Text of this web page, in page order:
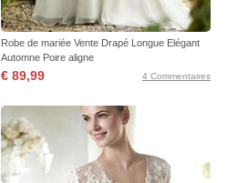
Robe de mariée Vente Drapé Longue Elégant
Automne Poire aligne
€ 89,99 4 Commentaires